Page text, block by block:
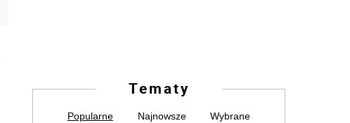
Tematy
Popularne Najnowsze Wybrane